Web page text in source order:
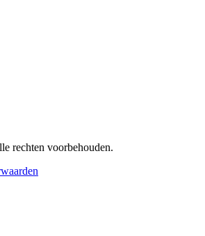
rechten voorbehouden.